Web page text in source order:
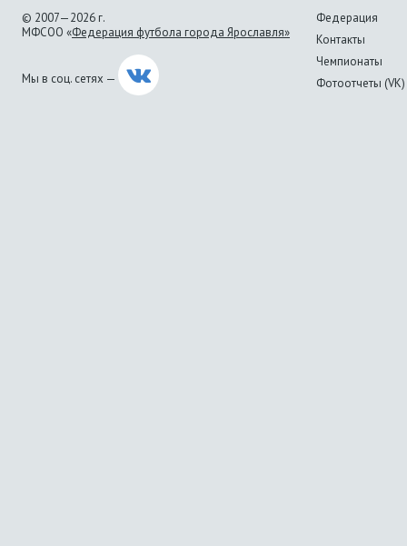
© 2007—2026 г.
МФСОО «Федерация футбола города Ярославля»
Мы в соц. сетях —
Федерация
Контакты
Чемпионаты
Фотоотчеты (VK)